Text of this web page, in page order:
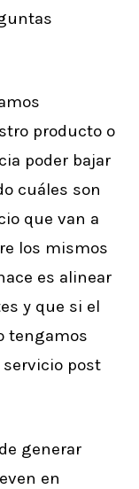
producto o
poder bajar
cuáles son
que van a
los mismos
es alinear
y que si el
tengamos
post
generar
en